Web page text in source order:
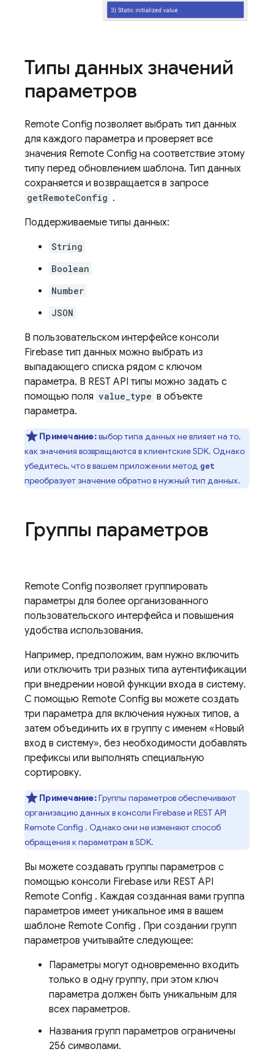
Типы данных значений
параметров
Remote Config позволяет выбрать тип данных
для каждого параметра и проверяет все
значения Remote Config на соответствие этому
типу перед обновлением шаблона. Тип данных
сохраняется и возвращается в запросе
getRemoteConfig .
Поддерживаемые типы данных:
String
Boolean
Number
JSON
В пользовательском интерфейсе консоли
Firebase тип данных можно выбрать из
выпадающего списка рядом с ключом
параметра. В REST API типы можно задать с
помощью поля value_type в объекте
параметра.
Примечание:выбор типа данных не влияет на то,
как значения возвращаются в клиентские SDK. Однако
убедитесь, что в вашем приложении метод get
преобразует значение обратно в нужный тип данных.
Группы параметров
Remote Config позволяет группировать
параметры для более организованного
пользовательского интерфейса и повышения
удобства использования.
Например, предположим, вам нужно включить
или отключить три разных типа аутентификации
при внедрении новой функции входа в систему.
С помощью Remote Config вы можете создать
три параметра для включения нужных типов, а
затем объединить их в группу с именем «Новый
вход в систему», без необходимости добавлять
префиксы или выполнять специальную
сортировку.
Примечание:Группы параметров обеспечивают
организацию данных в консоли Firebaseи REST API
Remote Config . Однако они не изменяют способ
обращения к параметрам в SDK.
Вы можете создавать группы параметров с
помощью консоли Firebase или REST API
Remote Config . Каждая созданная вами группа
параметров имеет уникальное имя в вашем
шаблоне Remote Config . При создании групп
параметров учитывайте следующее:
Параметры могут одновременно входить
только в одну группу, при этом ключ
параметра должен быть уникальным для
всех параметров.
Названия групп параметров ограничены
256 символами.